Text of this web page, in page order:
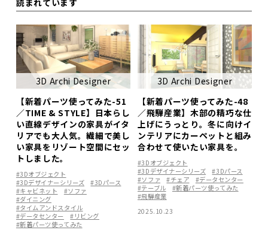
読まれています
3D Archi Designer
【新着パーツ使ってみた-51
／TIME & STYLE】日本らし
い直線デザインの家具がイタ
リアでも大人気。繊細で美し
い家具をリゾート空間にセッ
トしました。
#3Dオブジェクト
#3Dデザイナーシリーズ
#3Dパース
#キャビネット
#ソファ
#ダイニング
#タイムアンドスタイル
#データセンター
#リビング
#新着パーツ使ってみた
3D Archi Designer
【新着パーツ使ってみた-48
／飛騨産業】木部の精巧な仕
上げにうっとり。冬に向けイ
ンテリアにカーペットと組み
合わせて使いたい家具を。
#3Dオブジェクト
#3Dデザイナーシリーズ
#3Dパース
#ソファ
#チェア
#データセンター
#テーブル
#新着パーツ使ってみた
#飛騨産業
2025.10.23